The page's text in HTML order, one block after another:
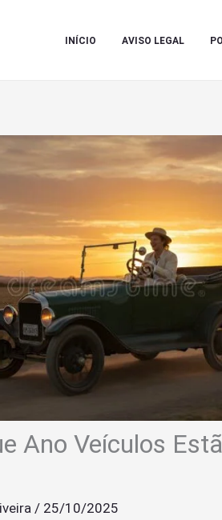
INÍCIO AVISO LEGAL
Ano Veículos
/ 25/10/2025